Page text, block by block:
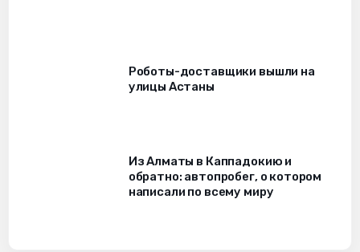
Роботы-доставщики вышли на
улицы Астаны
Из Алматы в Каппадокию и
обратно: автопробег, о котором
написали по всему миру